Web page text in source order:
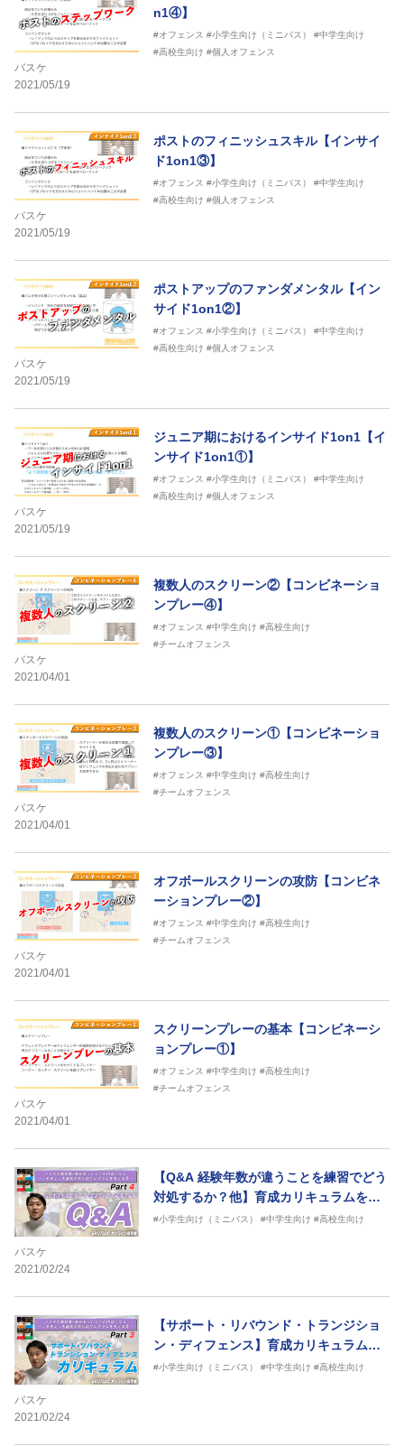
バスケ
2021/05/19
n1④】
#オフェンス #小学生向け（ミニバス）
#中学生向け
#高校生向け #個人オフェンス
バスケ
2021/05/19
ポストのフィニッシュスキル【インサイ
ド1on1③】
#オフェンス #小学生向け（ミニバス）
#中学生向け
#高校生向け #個人オフェンス
バスケ
2021/05/19
ポストアップのファンダメンタル【イン
サイド1on1②】
#オフェンス #小学生向け（ミニバス）
#中学生向け
#高校生向け #個人オフェンス
バスケ
2021/05/19
ジュニア期におけるインサイド1on1【イ
ンサイド1on1①】
#オフェンス #小学生向け（ミニバス）
#中学生向け
#高校生向け #個人オフェンス
バスケ
2021/04/01
複数人のスクリーン②【コンビネーショ
ンプレー④】
#オフェンス #中学生向け #高校生向け
#チームオフェンス
バスケ
2021/04/01
複数人のスクリーン①【コンビネーショ
ンプレー③】
#オフェンス #中学生向け #高校生向け
#チームオフェンス
バスケ
2021/04/01
オフボールスクリーンの攻防【コンビネ
ーションプレー②】
#オフェンス #中学生向け #高校生向け
#チームオフェンス
バスケ
2021/04/01
スクリーンプレーの基本【コンビネーシ
ョンプレー①】
#オフェンス #中学生向け #高校生向け
#チームオフェンス
バスケ
2021/02/24
【Q&A 経験年数が違うことを練習でどう
対処するか？他】育成カリキュラムを考
察する Vol.2-4
#小学生向け（ミニバス） #中学生向け #高校生向け
バスケ
2021/02/24
【サポート・リバウンド・トランジショ
ン・ディフェンス】育成カリキュラムを
考察する Vol.2-3
#小学生向け（ミニバス） #中学生向け #高校生向け